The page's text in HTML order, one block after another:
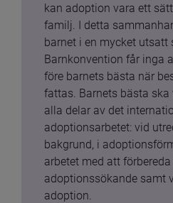
kan adoption vara ett
familj. I detta
barnet i en mycket utsatt
Barnkonvention får inga
före barnets bästa när
fattas. Barnets bästa ska
alla delar av det
adoptionsarbetet: vid
bakgrund, i
arbetet med att
adoptionssökande samt
adoption.